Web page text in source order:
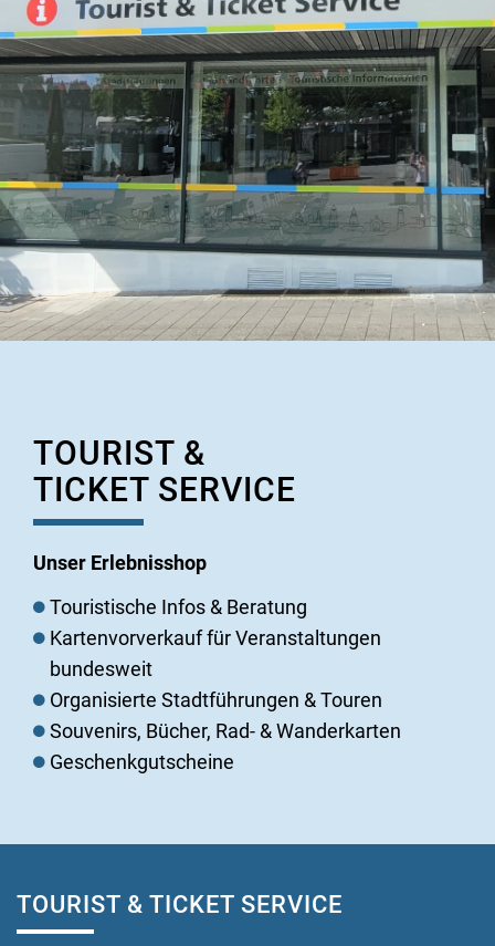
TOURIST &
TICKET SERVICE
Unser Erlebnisshop
Touristische Infos & Beratung
Kartenvorverkauf für Veranstaltungen
bundesweit
Organisierte Stadtführungen & Touren
Souvenirs, Bücher, Rad- & Wanderkarten
Geschenkgutscheine
TOURIST & TICKET SERVICE